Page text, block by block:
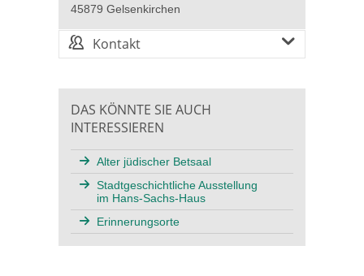
45879 Gelsenkirchen
Kontakt
DAS KÖNNTE SIE AUCH
INTERESSIEREN
Alter jüdischer Betsaal
Stadtgeschichtliche Ausstellung
im Hans-Sachs-Haus
Erinnerungsorte